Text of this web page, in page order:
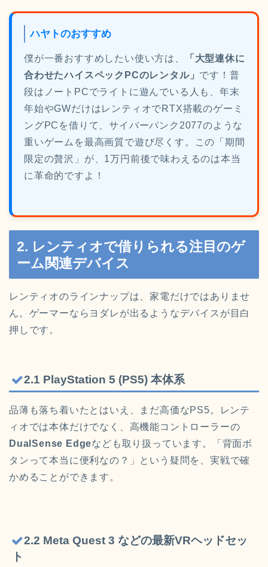
ハヤトのおすすめ
僕が一番おすすめしたい使い方は、
「大型連休に
合わせたハイスペックPCのレンタル」 です！普
段はノートPCでライトに遊んでいる人も、年末
年始やGWだけはレンティオでRTX搭載のゲーミ
ングPCを借りて、サイバーパンク2077のような
重いゲームを最高画質で遊び尽くす。この「期間
限定の贅沢」が、1万円前後で味わえるのは本当
に革命的ですよ！
2. レンティオで借りられる注目のゲ
ーム関連デバイス
レンティオのラインナップは、家電だけではありませ
ん。ゲーマーならヨダレが出るようなデバイスが目白
押しです。
2.1 PlayStation 5 (PS5) 本体系
品薄も落ち着いたとはいえ、まだ高価なPS5。レンテ
ィオでは本体だけでなく、高機能コントローラーの
DualSense Edgeなども取り扱っています。「背面ボ
タンって本当に便利なの？」という疑問を、実戦で確
かめることができます。
2.2 Meta Quest 3 などの最新VRヘッドセッ
ト